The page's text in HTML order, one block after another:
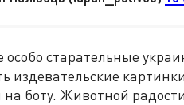
особо старательные
издевательские
боту. Животной